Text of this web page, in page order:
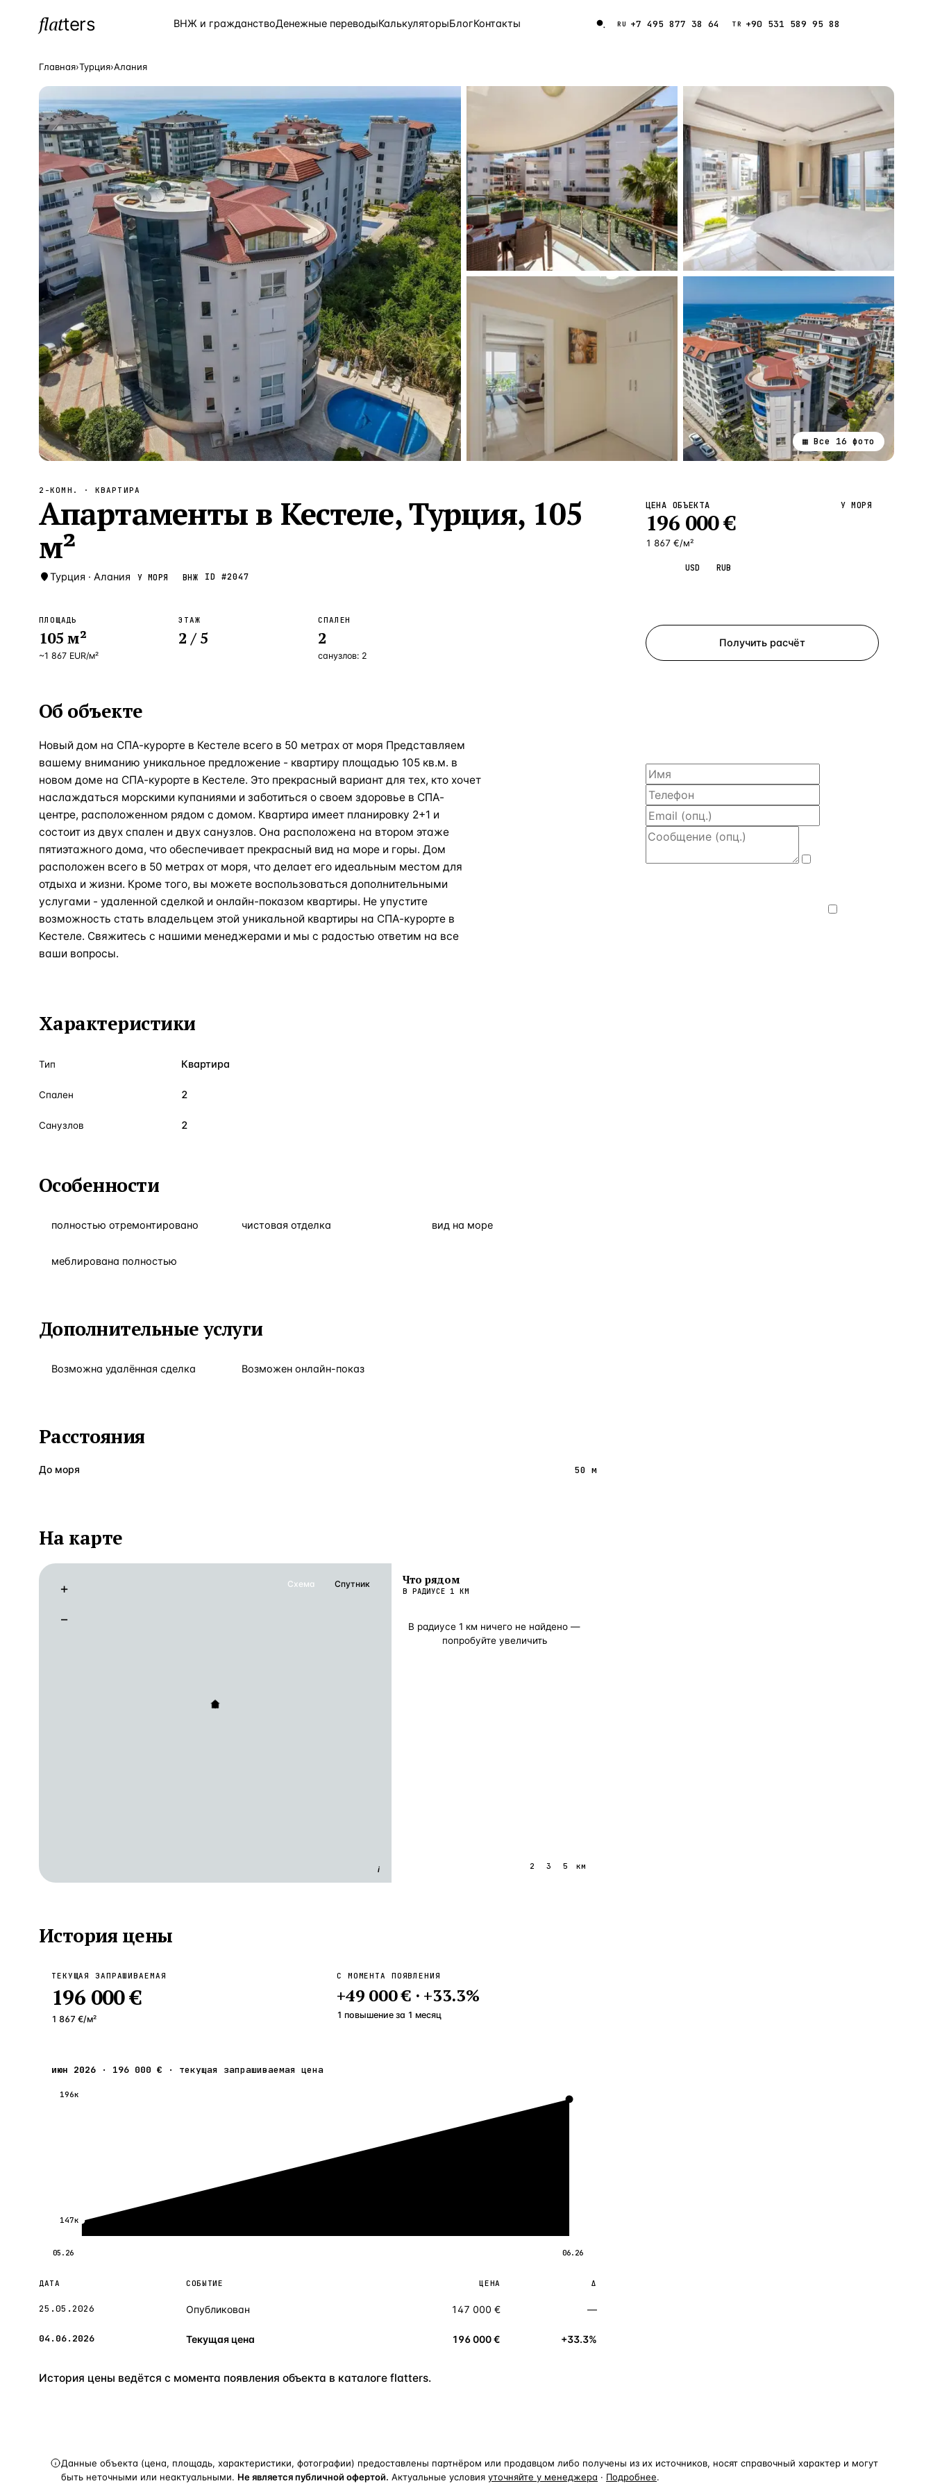
flatters ВНЖ и гражданствоДенежные переводыКалькуляторыБлогКонтакты RU +7 495 877 38 64 TR +90 531 589 95 88
ПОПУЛЯРНЫЕ НАПРАВЛЕНИЯ
Турция —Страна 9 143 объекта
Россия —Страна 8 554 объекта
Испания — Страна 5 430 объектов
Кипр — Страна 3 906 объектов
Таиланд — Страна 2 948 объектов
Греция —Страна 2 797 объектов
Сочи —Локация Россия · 3 920
Алания —Локация Турция · 2 556
Бангкок —Локация Таиланд · 2 172
Новороссийск —Локация Россия · 2 106
Стамбул Локация Турция · 2 092
Анталия —Локация Турция · 1 810
Испания Кипр
Таиланд
Греция
Главная›Турция›Алания
▦ Все 16 фото
2-КОМН. · КВАРТИРА
Апартаменты в Кестеле, Турция, 105
м²
Турция · Алания У МОРЯ ВНЖ ID #2047
ПЛОЩАДЬ
105 м²
~1 867 EUR/м²
ЭТАЖ
2 / 5
СПАЛЕН
2
санузлов: 2
Об объекте
Новый дом на СПА-курорте в Кестеле всего в 50 метрах от моря Представляем
вашему вниманию уникальное предложение - квартиру площадью 105 кв.м. в
новом доме на СПА-курорте в Кестеле. Это прекрасный вариант для тех, кто хочет
наслаждаться морскими купаниями и заботиться о своем здоровье в СПА-
центре, расположенном рядом с домом. Квартира имеет планировку 2+1 и
состоит из двух спален и двух санузлов. Она расположена на втором этаже
пятиэтажного дома, что обеспечивает прекрасный вид на море и горы. Дом
расположен всего в 50 метрах от моря, что делает его идеальным местом для
отдыха и жизни. Кроме того, вы можете воспользоваться дополнительными
услугами - удаленной сделкой и онлайн-показом квартиры. Не упустите
возможность стать владельцем этой уникальной квартиры на СПА-курорте в
Кестеле. Свяжитесь с нашими менеджерами и мы с радостью ответим на все
ваши вопросы.
Характеристики
Тип Квартира
Спален 2
Санузлов 2
Особенности
полностью отремонтировано чистовая отделка вид на море
меблирована полностью
Дополнительные услуги
Возможна удалённая сделка Возможен онлайн-показ
Расстояния
До моря 50 м
На карте
i
+
−
Схема Спутник Что рядом
В РАДИУСЕ 1 КМ
В радиусе 1 км ничего не найдено —
попробуйте увеличить
2 3 5 км
История цены
ТЕКУЩАЯ ЗАПРАШИВАЕМАЯ
196 000 €
1 867 €/м²
С МОМЕНТА ПОЯВЛЕНИЯ
+49 000 €· +33.3%
1 повышение за 1 месяц
июн 2026 · 196 000 € · текущая запрашиваемая цена
196к
147к
05.26 06.26
ДАТА СОБЫТИЕ ЦЕНА Δ
25.05.2026 Опубликован 147 000 € —
04.06.2026 Текущая цена 196 000 € +33.3%
История цены ведётся с момента появления объекта в каталоге flatters.
ЦЕНА ОБЪЕКТА
196 000€
1 867 €/м²
У МОРЯ
USD RUB
Получить расчёт
Данные объекта (цена, площадь, характеристики, фотографии) предоставлены партнёром или продавцом либо получены из их источников, носят справочный характер и могут
быть неточными или неактуальными. Не является публичной офертой. Актуальные условия уточняйте у менеджера · Подробнее.